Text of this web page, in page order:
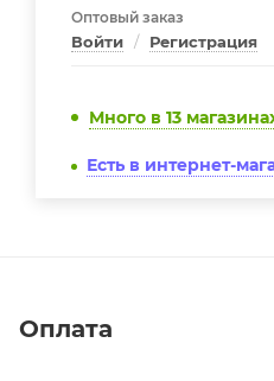
Оптовый заказ
Войти / Регистрация
Много в 13
Есть в интернет-
Оплата